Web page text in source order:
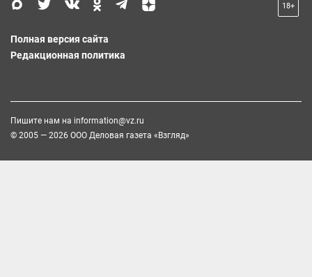
18+
Полная версия сайта
Редакционная политика
Пишите нам на information@vz.ru
© 2005 — 2026 ООО Деловая газета «Взгляд»